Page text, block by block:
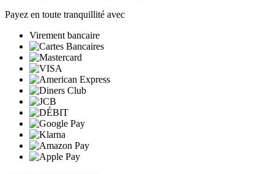
Payez en toute tranquillité avec
Virement bancaire